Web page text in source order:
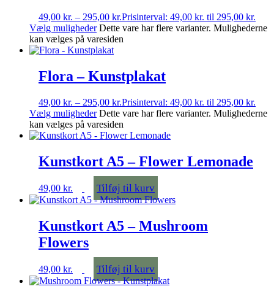
49,00 kr. – 295,00 kr.Prisinterval: 49,00 kr. til 295,00 kr.
Vælg muligheder Dette vare har flere varianter. Mulighederne
kan vælges på varesiden
Flora – Kunstplakat
49,00 kr. – 295,00 kr.Prisinterval: 49,00 kr. til 295,00 kr.
Vælg muligheder Dette vare har flere varianter. Mulighederne
kan vælges på varesiden
Kunstkort A5 – Flower Lemonade
49,00 kr. Tilføj til kurv
Kunstkort A5 – Mushroom
Flowers
49,00 kr. Tilføj til kurv